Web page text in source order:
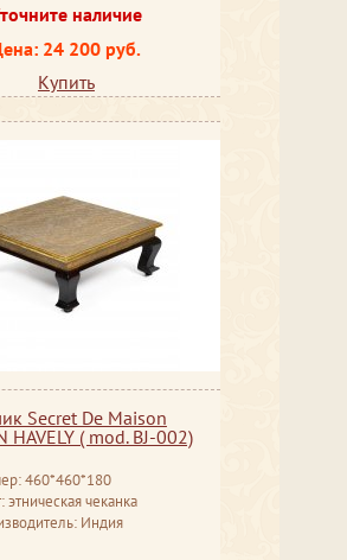
наличие
24 200 руб.
Купить
Secret De Maison
HAVELY ( mod. BJ-002)
460*460*180
этническая чеканка
Индия